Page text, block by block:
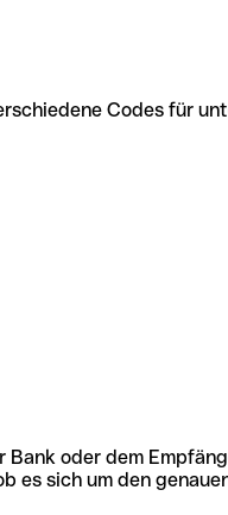
Codes für
Bank oder dem
sich um den